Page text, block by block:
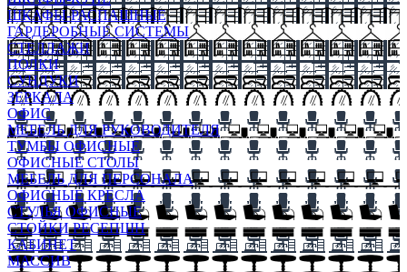
ШКАФЫ-РАСПАШНЫЕ
ГАРДЕРОБНЫЕ СИСТЕМЫ
СТЕЛЛАЖИ
ПОЛКИ
СУНДУКИ
ЗЕРКАЛА
ОФИС
МЕБЕЛЬ ДЛЯ РУКОВОДИТЕЛЯ
ТУМБЫ ОФИСНЫЕ
ОФИСНЫЕ СТОЛЫ
МЕБЕЛЬ ДЛЯ ПЕРСОНАЛА
ОФИСНЫЕ КРЕСЛА
СТУЛЬЯ ОФИСНЫЕ
СТОЙКИ РЕСЕПШН
КАБИНЕТ
МАССИВ